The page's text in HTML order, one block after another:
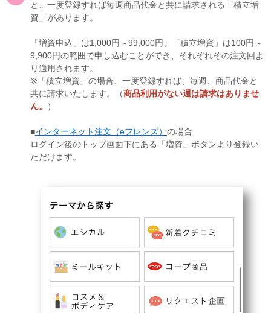
と、一度登録すれば毎週商品代金と共に請求される「積立増
資」があります。
「増資申込」は1,000円～99,000円、「積立増資」は100円～
9,900円の範囲で申し込むことができ、それぞれその注文回よ
り適用されます。
※「積立増資」の場合、一度登録すれば、毎週、商品代金と
共に請求いたします。（商品利用がない週は請求はありませ
ん。
）
■インターネット注文（eフレンズ） の場合
ログイン後のトップ画面下にある「増資」ボタンより登録い
ただけます。